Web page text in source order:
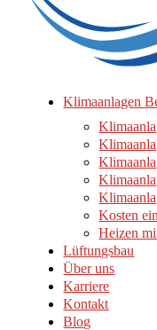
Klimaanlagen
Kosten
Heizen
Lüftungsbau
Über uns
Karriere
Kontakt
Blog